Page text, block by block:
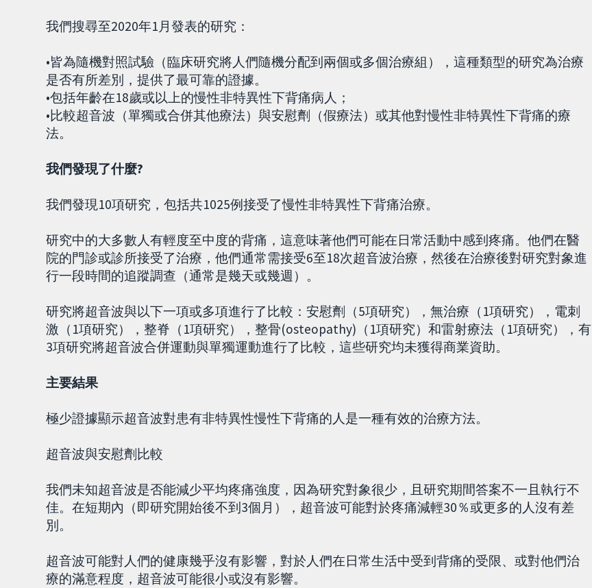
我們搜尋至2020年1月發表的研究：
•皆為隨機對照試驗（臨床研究將人們隨機分配到兩個或多個治療組），這種類型的研究為治療
是否有所差別，提供了最可靠的證據。
•包括年齡在18歲或以上的慢性非特異性下背痛病人；
•比較超音波（單獨或合併其他療法）與安慰劑（假療法）或其他對慢性非特異性下背痛的療
法。
我們發現了什麼?
我們發現10項研究，包括共1025例接受了慢性非特異性下背痛治療。
研究中的大多數人有輕度至中度的背痛，這意味著他們可能在日常活動中感到疼痛。他們在醫
院的門診或診所接受了治療，他們通常需接受6至18次超音波治療，然後在治療後對研究對象進
行一段時間的追蹤調查（通常是幾天或幾週）。
研究將超音波與以下一項或多項進行了比較：安慰劑（5項研究），無治療（1項研究），電刺
激（1項研究），整脊（1項研究），整骨(osteopathy)（1項研究）和雷射療法（1項研究），有
3項研究將超音波合併運動與單獨運動進行了比較，這些研究均未獲得商業資助。
主要結果
極少證據顯示超音波對患有非特異性慢性下背痛的人是一種有效的治療方法。
超音波與安慰劑比較
我們未知超音波是否能減少平均疼痛強度，因為研究對象很少，且研究期間答案不一且執行不
佳。在短期內（即研究開始後不到3個月），超音波可能對於疼痛減輕30％或更多的人沒有差
別。
超音波可能對人們的健康幾乎沒有影響，對於人們在日常生活中受到背痛的受限、或對他們治
療的滿意程度，超音波可能很小或沒有影響。